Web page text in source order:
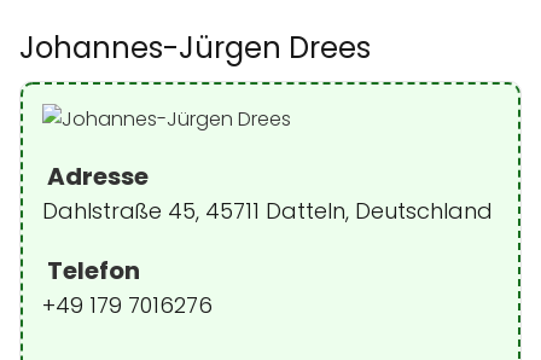
Johannes-Jürgen Drees
Adresse
Dahlstraße 45, 45711 Datteln, Deutschland
Telefon
+49 179 7016276